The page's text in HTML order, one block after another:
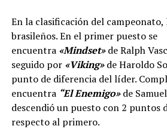
En la clasificación del
brasileños. En el primer puesto se
encuentra «Mindset»de Ralph
seguido por «Viking»de Haroldo
punto de diferencia del líder.
encuentra “El Enemigo»de
descendió un puesto con 2 puntos
respecto al primero.